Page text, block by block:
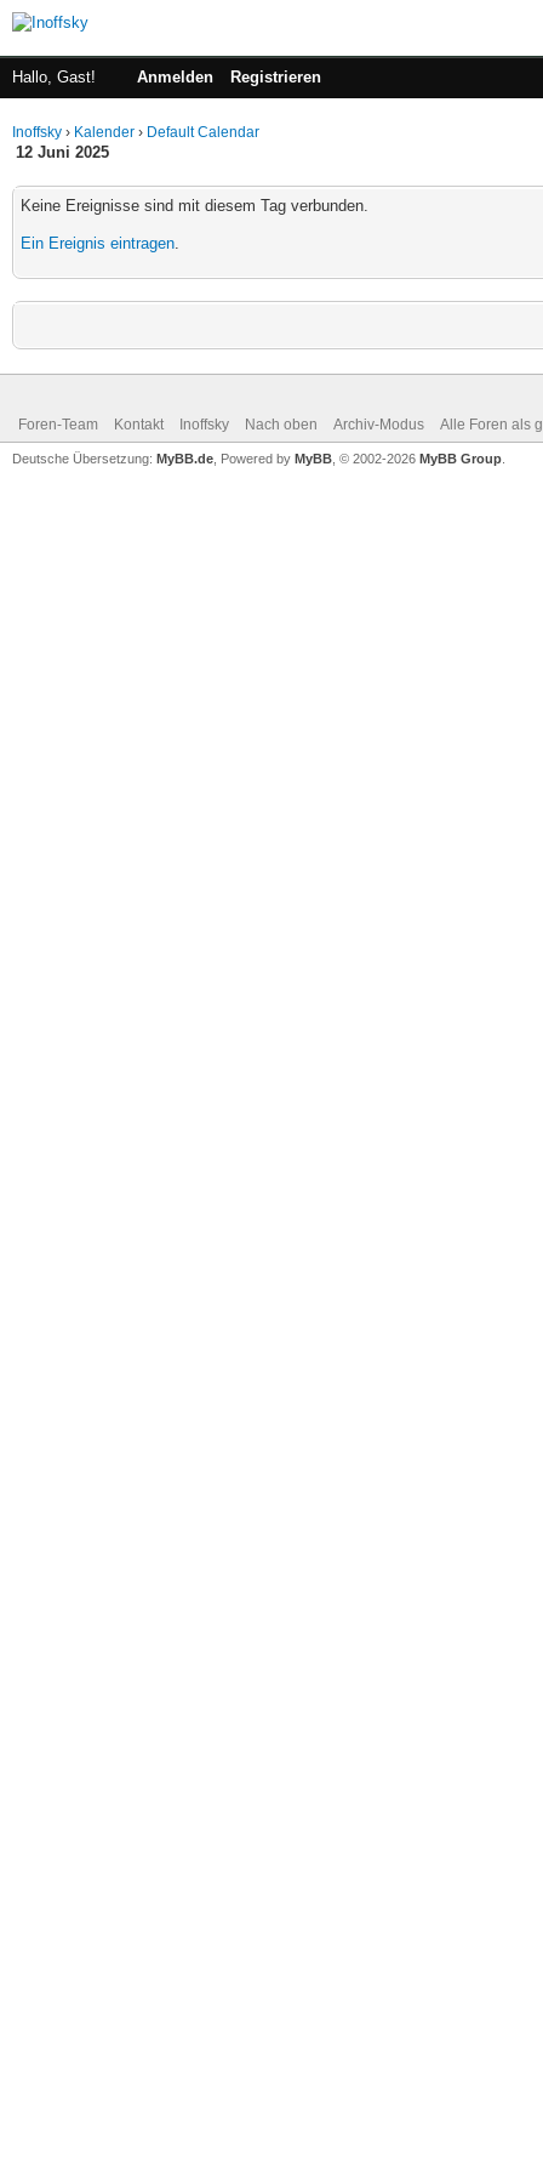
Hallo, Gast! Anmelden Registrieren
Inoffsky › Kalender › Default Calendar
12 Juni 2025
Keine Ereignisse sind mit diesem Tag verbunden.
Ein Ereignis eintragen.
Foren-Team Kontakt Inoffsky Nach oben Archiv-Modus Alle Foren als
Deutsche Übersetzung: MyBB.de , Powered by MyBB , © 2002-2026 MyBB Group